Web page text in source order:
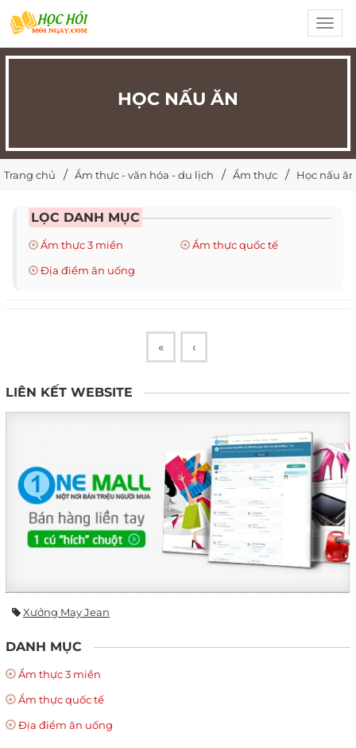
HỌC NẤU ĂN
Trang chủ Ẩm thực - văn hóa - du lịch Ẩm thực Học nấu ăn
LỌC DANH MỤC
Ẩm thực 3 miền
Ẩm thực quốc tế
Địa điểm ăn uống
« ‹
LIÊN KẾT WEBSITE
Xưởng May Jean
DANH MỤC
Ẩm thực 3 miền
Ẩm thực quốc tế
Địa điểm ăn uống